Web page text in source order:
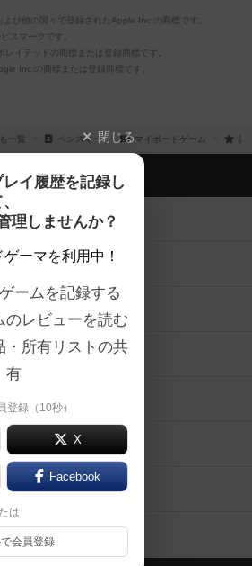
び他の国々で登録されたApple Inc.の商標です。
スマークです。
イテッドの商標または登録商標です。
Inc.の商標または登録商標です。
一覧 ペンスキー マイボードゲーム 評
閉じる
イ履歴を記録し
理しませんか？
ゲーマを利用中！
ームを記録する
のレビューを読む
・所有リストの共
有
登録（10秒）
X
Facebook
は
会員登録
する
レビュー
ラム
内